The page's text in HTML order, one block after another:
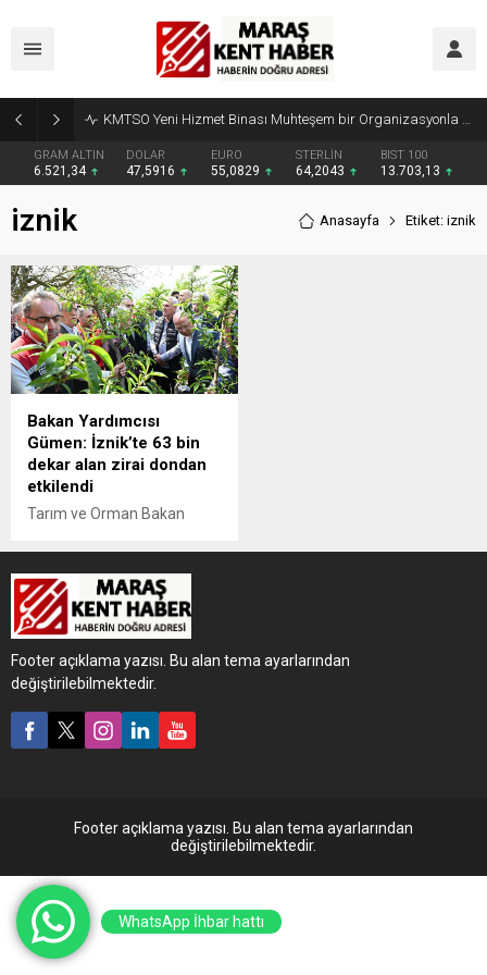
KMTSO Yeni Hizmet Binası Muhteşem bir Organizasyonla Açıldı
GRAM ALTIN
6.521,34
DOLAR
47,5916
EURO
55,0829
STERLİN
64,2043
BIST 100
13.703,13
iznik Anasayfa Etiket: iznik
Bakan Yardımcısı
Gümen: İznik’te 63 bin
dekar alan zirai dondan
etkilendi
Tarım ve Orman Bakan
“İznik'te zirai dondan
yaklaşık 63 bin dekar
etkilenen alan var. Buna
göre hasarın tespit
çalışmaları bittiği zaman,
varsa üreticilerimizden
hasar tespiti yapılmayan, İl,
İlçe Müdürlüklerimize
başvursunlar. Gerekli
tespitler yapıldıktan sonra
Footer açıklama yazısı. Bu alan tema ayarlarından
değiştirilebilmektedir.
Footer açıklama yazısı. Bu alan tema ayarlarından
değiştirilebilmektedir.
WhatsApp İhbar hattı